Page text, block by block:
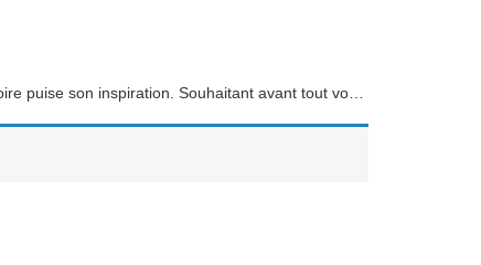
C’est à Aix-en-Provence, dans le Sud de la France, que l’atelier Sainte Victoire puise son inspiration. Souhaitant avant tout vous proposer des produits d’exception, issus d’un savoir-faire artisanal, la